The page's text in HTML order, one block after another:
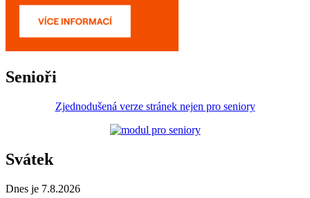
Senioři
Zjednodušená verze stránek nejen pro seniory
Svátek
Dnes je 7.8.2026